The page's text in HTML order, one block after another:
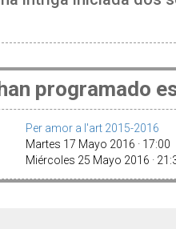
programado
Per amor a l'art 2015-2016
Martes 17 Mayo 2016 · 17:00
Miércoles 25 Mayo 2016 ·